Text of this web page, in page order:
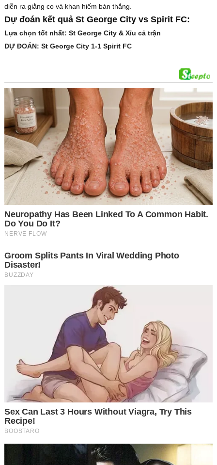
diễn ra giằng co và khan hiếm bàn thắng.
Dự đoán kết quả St George City vs Spirit FC:
Lựa chọn tốt nhất: St George City & Xỉu cả trận
DỰ ĐOÁN: St George City 1-1 Spirit FC